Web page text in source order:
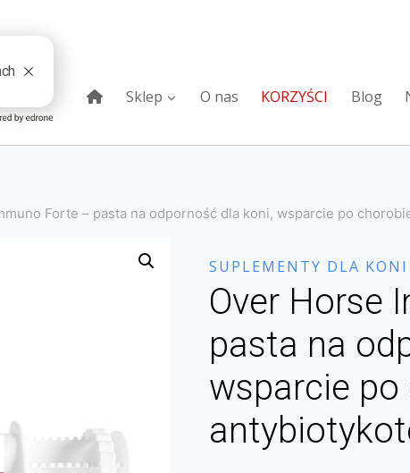
Sklep O nas KORZYŚCI Blog
Forte – pasta na odporność dla koni, wsparcie po
SUPLEMENTY DLA KONI
Over Horse
pasta na
wsparcie po